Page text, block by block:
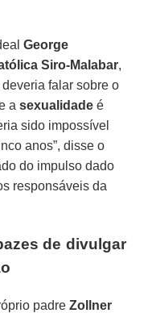
George
Siro-Malabar,
falar sobre o
a sexualidade é
sido impossível
anos”, disse o
do impulso dado
responsáveis da
de divulgar
padreZollner